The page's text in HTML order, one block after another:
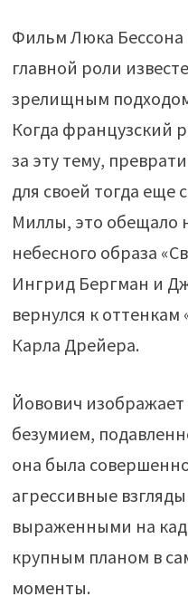
Фильм Люка
главной роли
зрелищным
Когда французский
за эту тему,
для своей тогда
Миллы, это обещало
небесного образа
Ингрид Бергман и
вернулся к
Карла Дрейера.
Йовович
безумием,
она была
агрессивные
выраженными на
крупным планом в
моменты.